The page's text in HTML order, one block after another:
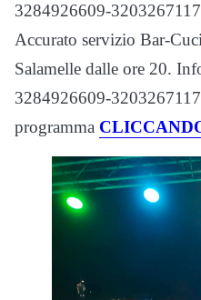
3284926609-
Accurato servizio Bar-
Salamelle dalle ore 20.
3284926609-
programma